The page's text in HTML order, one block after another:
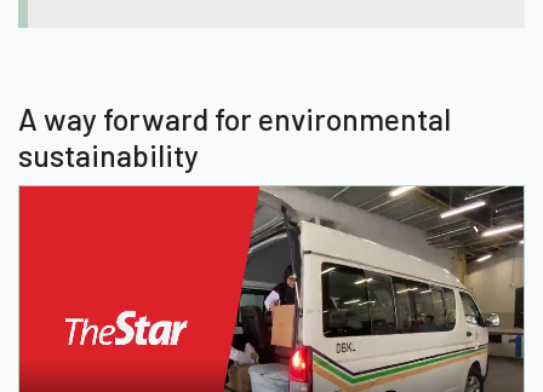
A way forward for environmental
sustainability